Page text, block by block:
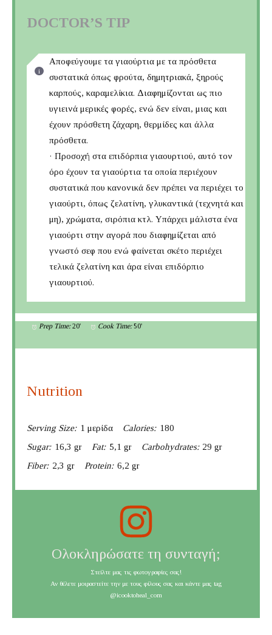
DOCTOR’S TIP
Αποφεύγουμε τα γιαούρτια με τα πρόσθετα
συστατικά όπως φρούτα, δημητριακά, ξηρούς
καρπούς, καραμελίκια. Διαφημίζονται ως πιο
υγιεινά μερικές φορές, ενώ δεν είναι, μιας και
έχουν πρόσθετη ζάχαρη, θερμίδες και άλλα
πρόσθετα.
· Προσοχή στα επιδόρπια γιαουρτιού, αυτό τον
όρο έχουν τα γιαούρτια τα οποία περιέχουν
συστατικά που κανονικά δεν πρέπει να περιέχει το
γιαούρτι, όπως ζελατίνη, γλυκαντικά (τεχνητά και
μη), χρώματα, σιρόπια κτλ. Υπάρχει μάλιστα ένα
γιαούρτι στην αγορά που διαφημίζεται από
γνωστό σεφ που ενώ φαίνεται σκέτο περιέχει
τελικά ζελατίνη και άρα είναι επιδόρπιο
γιαουρτιού.
Prep Time: 20' Cook Time: 50'
Nutrition
Serving Size: 1 μερίδα Calories: 180
Sugar: 16,3 gr Fat: 5,1 gr Carbohydrates: 29 gr
Fiber: 2,3 gr Protein: 6,2 gr
Ολοκληρώσατε τη συνταγή;
Στείλτε μας τις φωτογραφίες σας!
Αν θέλετε μοιραστείτε την με τους φίλους σας και κάντε μας tag
@icooktoheal_com